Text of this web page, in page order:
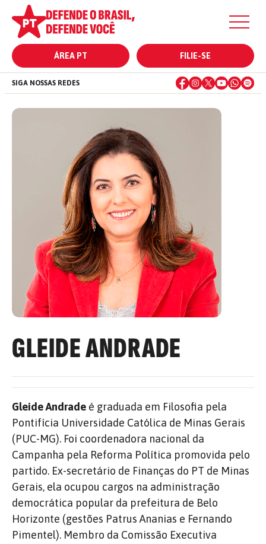
ÁREA PT FILIE-SE
SIGA NOSSAS REDES
GLEIDE ANDRADE
Gleide Andrade é graduada em Filosofia pela
Pontifícia Universidade Católica de Minas Gerais
(PUC-MG). Foi coordenadora nacional da
Campanha pela Reforma Política promovida pelo
partido. Ex-secretário de Finanças do PT de Minas
Gerais, ela ocupou cargos na administração
democrática popular da prefeitura de Belo
Horizonte (gestões Patrus Ananias e Fernando
Pimentel). Membro da Comissão Executiva